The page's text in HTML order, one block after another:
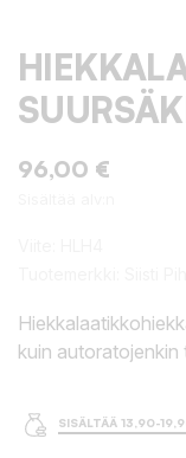
96,00 €
kuin autoratojenkin
SISÄLTÄÄ 13,90-